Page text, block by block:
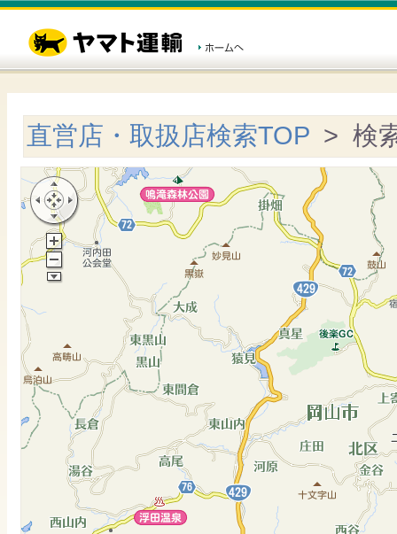
直営店・取扱店検索TOP > 検